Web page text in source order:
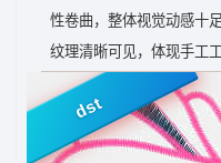
性卷曲，整体视觉动感十
纹理清晰可见，体现手工工
dst